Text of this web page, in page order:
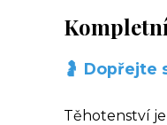
🤰 Dopřejte
Těhotenství je